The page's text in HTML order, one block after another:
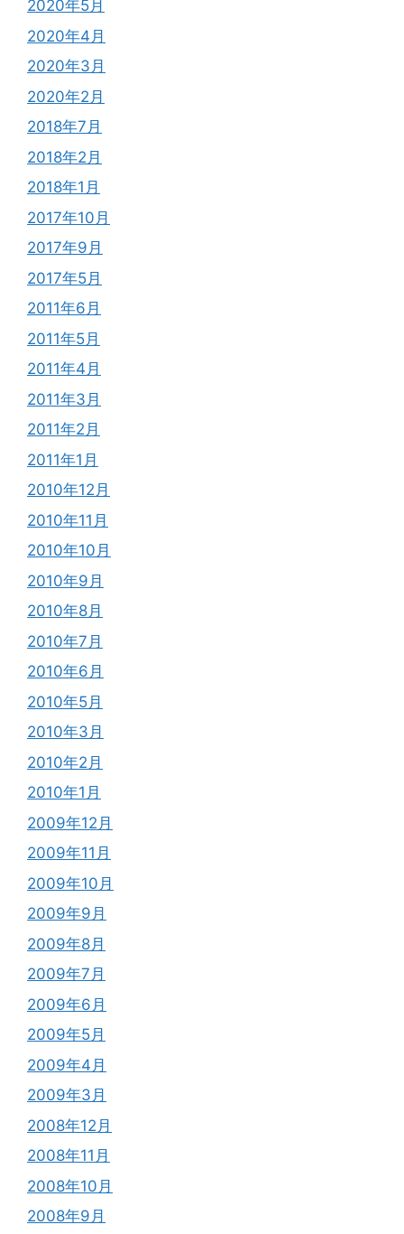
2020年5月
2020年4月
2020年3月
2020年2月
2018年7月
2018年2月
2018年1月
2017年10月
2017年9月
2017年5月
2011年6月
2011年5月
2011年4月
2011年3月
2011年2月
2011年1月
2010年12月
2010年11月
2010年10月
2010年9月
2010年8月
2010年7月
2010年6月
2010年5月
2010年3月
2010年2月
2010年1月
2009年12月
2009年11月
2009年10月
2009年9月
2009年8月
2009年7月
2009年6月
2009年5月
2009年4月
2009年3月
2008年12月
2008年11月
2008年10月
2008年9月